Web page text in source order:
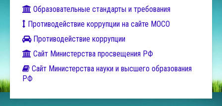
Образовательные стандарты и требования
Противодействие коррупции на сайте МОСО
Противодействие коррупции
Сайт Министерства просвещения РФ
Сайт Министерства науки и высшего образования
РФ